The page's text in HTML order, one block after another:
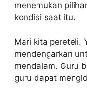
menemukan
kondisi saat itu.
Mari kita pereteli.
mendengarkan
mendalam. Guru
guru dapat